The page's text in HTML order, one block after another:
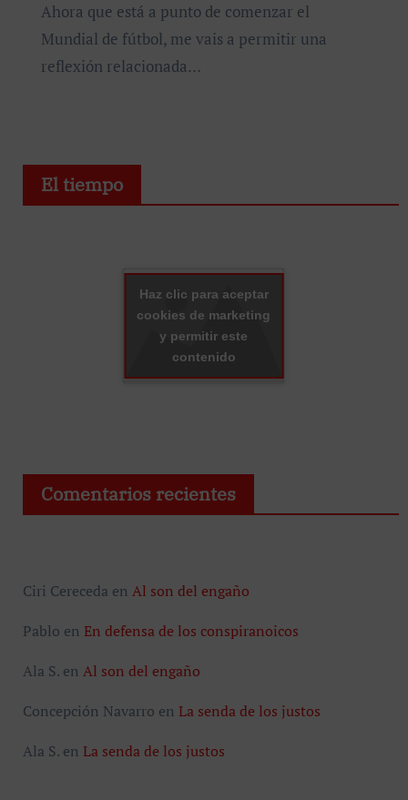
Ahora que está a punto de comenzar el
Mundial de fútbol, me vais a permitir una
reflexión relacionada…
El tiempo
Haz clic para aceptar
cookies de marketing
y permitir este
contenido
Comentarios recientes
Ciri Cereceda en Al son del engaño
Pablo en En defensa de los conspiranoicos
Ala S.en Al son del engaño
Concepción Navarro en La senda de los justos
Ala S.en La senda de los justos